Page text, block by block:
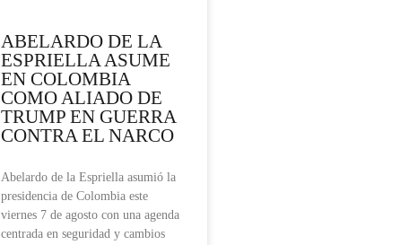
ABELARDO DE LA
ESPRIELLA ASUME
EN COLOMBIA
COMO ALIADO DE
TRUMP EN GUERRA
CONTRA EL NARCO
Abelardo de la Espriella asumió la
presidencia de Colombia este
viernes 7 de agosto con una agenda
centrada en seguridad y cambios